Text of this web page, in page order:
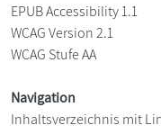
EPUB Accessibility 1.1
WCAG Version 2.1
WCAG Stufe AA
Navigation
Inhaltsverzeichnis mit